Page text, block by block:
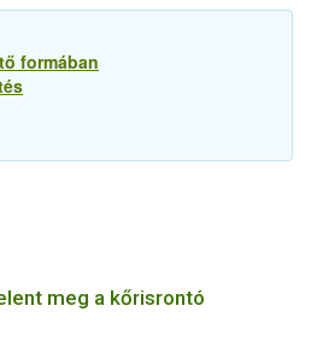
formában
meg a kőrisrontó